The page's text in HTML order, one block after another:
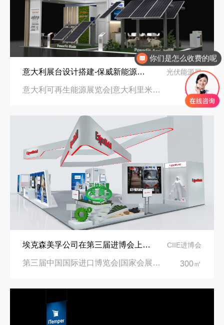
意大利展台设计搭建-保威新能源在意大利里米尼会展中心推出最新产品-中励展览设计策划公司 光伏能源展
意大利可再生能源展览会|意大利里米尼会展中心 96㎡
埃克森美孚公司在第三届进博会上展示非凡的展台搭建设计 CIIE进博会
第三届中国国际进口博览会|国家会展中心 300㎡
你们是怎么收费的呢